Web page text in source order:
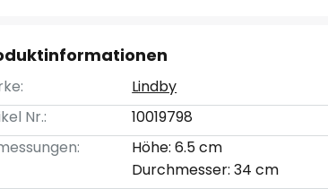
Lindby
Nr.:
10019798
Höhe: 6.5 cm
Durchmesser: 34 cm